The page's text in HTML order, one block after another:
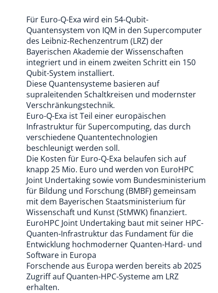
Für Euro-Q-Exa wird ein 54-Qubit-
Quantensystem von IQM in den Supercomputer
des Leibniz-Rechenzentrum (LRZ) der
Bayerischen Akademie der Wissenschaften
integriert und in einem zweiten Schritt ein 150
Qubit-System installiert.
Diese Quantensysteme basieren auf
supraleitenden Schaltkreisen und modernster
Verschränkungstechnik.
Euro-Q-Exa ist Teil einer europäischen
Infrastruktur für Supercomputing, das durch
verschiedene Quantentechnologien
beschleunigt werden soll.
Die Kosten für Euro-Q-Exa belaufen sich auf
knapp 25 Mio. Euro und werden von EuroHPC
Joint Undertaking sowie vom Bundesministerium
für Bildung und Forschung (BMBF) gemeinsam
mit dem Bayerischen Staatsministerium für
Wissenschaft und Kunst (StMWK) finanziert.
EuroHPC Joint Undertaking baut mit seiner HPC-
Quanten-Infrastruktur das Fundament für die
Entwicklung hochmoderner Quanten-Hard- und
Software in Europa
Forschende aus Europa werden bereits ab 2025
Zugriff auf Quanten-HPC-Systeme am LRZ
erhalten.